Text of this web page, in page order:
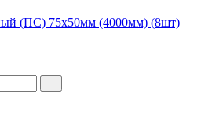
(ПС) 75x50мм (4000мм) (8шт)